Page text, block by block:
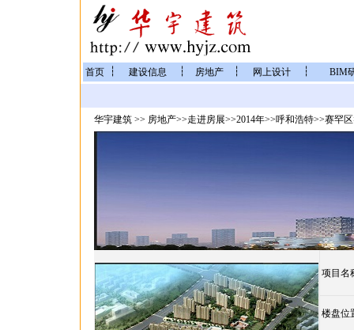
首页 ┆ 建设信息 ┆ 房地产 ┆ 网上设计 ┆ BIM
华宇建筑 >> 房地产>>走进房展>>2014年>>呼和浩特>>赛罕区
项目名
楼盘位